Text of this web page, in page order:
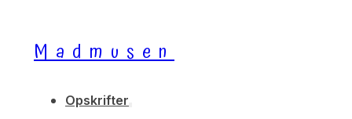
Madmusen
Opskrifter